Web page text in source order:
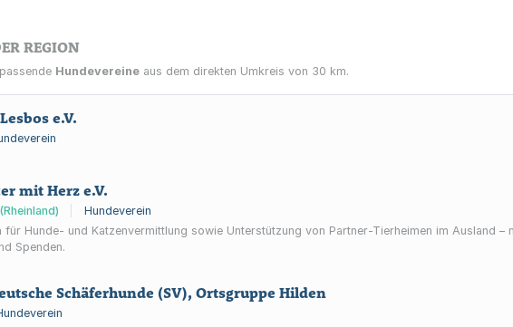
REGION
Hundevereine aus dem direkten Umkreis von 30 km.
e.V.
mit Herz e.V.
Hundeverein
für Hunde- und Katzenvermittlung sowie Unterstützung von Partner-Tierheimen im Ausland
Spenden.
Schäferhunde (SV), Ortsgruppe Hilden